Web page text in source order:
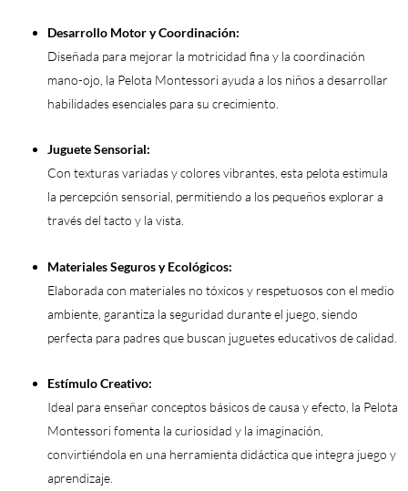
Desarrollo Motor y Coordinación:
Diseñada para mejorar la motricidad fina y la coordinación
mano-ojo, la Pelota Montessori ayuda a los niños a desarrollar
habilidades esenciales para su crecimiento.
Juguete Sensorial:
Con texturas variadas y colores vibrantes, esta pelota estimula
la percepción sensorial, permitiendo a los pequeños explorar a
través del tacto y la vista.
Materiales Seguros y Ecológicos:
Elaborada con materiales no tóxicos y respetuosos con el medio
ambiente, garantiza la seguridad durante el juego, siendo
perfecta para padres que buscan juguetes educativos de calidad.
Estímulo Creativo:
Ideal para enseñar conceptos básicos de causa y efecto, la Pelota
Montessori fomenta la curiosidad y la imaginación,
convirtiéndola en una herramienta didáctica que integra juego y
aprendizaje.